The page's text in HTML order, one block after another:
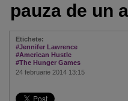
pauza de un
Etichete:
#Jennifer Lawrence
#American Hustle
#The Hunger Games
24 februarie 2014 13:15